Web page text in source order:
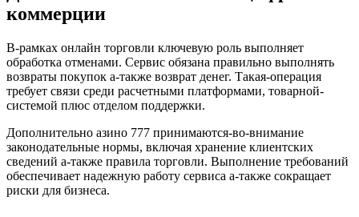
коммерции
В-рамках онлайн торговли ключевую роль выполняет
обработка отменами. Сервис обязана правильно выполнять
возвраты покупок а-также возврат денег. Такая-операция
требует связи среди расчетными платформами, товарной-
системой плюс отделом поддержки.
Дополнительно азино 777 принимаются-во-внимание
законодательные нормы, включая хранение клиентских
сведений а-также правила торговли. Выполнение требований
обеспечивает надежную работу сервиса а-также сокращает
риски для бизнеса.